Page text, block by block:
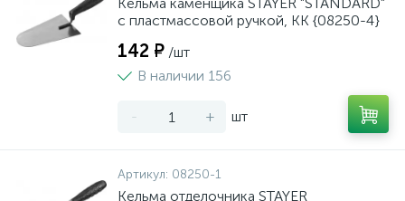
с пластмассовой ручкой, КК {08250-4}
142 ₽ /шт
В наличии 156
- + шт
Артикул: 08250-1
Кельма отделочника STAYER